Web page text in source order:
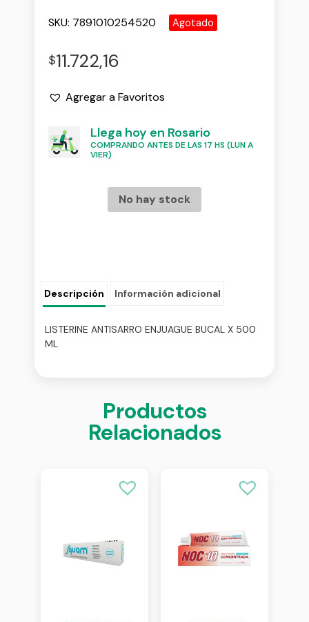
SKU: 7891010254520 Agotado
$11.722,16
Agregar a Favoritos
Llega hoy en Rosario
COMPRANDO ANTES DE LAS 17 HS (LUN A
VIER)
No hay stock
Descripción Información adicional
LISTERINE ANTISARRO ENJUAGUE BUCAL X 500
ML
Productos
Relacionados